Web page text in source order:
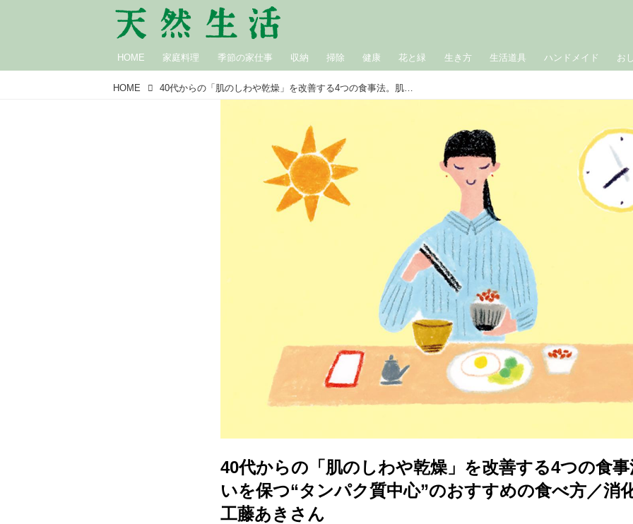
HOME 家庭料理 季節の家仕事 収納 掃除 健康 花と緑 生き方 生活道具 ハンドメイド お
HOME 40代からの「肌のしわや乾燥」を改善する4つの食事法。肌の潤いを保つ“タンパク質中心”のおすすめの食べ方／消化器内科医・工藤あきさん
40代からの「肌のしわや乾燥」を改善する4つの食
いを保つ“タンパク質中心”のおすすめの食べ方／消
工藤あきさん